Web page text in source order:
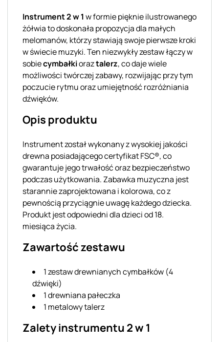
Instrument 2 w 1w formie pięknie ilustrowanego
żółwia to doskonała propozycja dla małych
melomanów, którzy stawiają swoje pierwsze kroki
w świecie muzyki. Ten niezwykły zestaw łączy w
sobiecymbałkioraztalerz, co daje wiele
możliwości twórczej zabawy, rozwijając przy tym
poczucie rytmu oraz umiejętność rozróżniania
dźwięków.
Opis produktu
Instrument został wykonany z wysokiej jakości
drewna posiadającego certyfikat FSC®, co
gwarantuje jego trwałość oraz bezpieczeństwo
podczas użytkowania. Zabawka muzyczna jest
starannie zaprojektowana i kolorowa, co z
pewnością przyciągnie uwagę każdego dziecka.
Produkt jest odpowiedni dla dzieci od 18.
miesiąca życia.
Zawartość zestawu
1 zestaw drewnianych cymbałków (4
dźwięki)
1 drewniana pałeczka
1 metalowy talerz
Zalety instrumentu 2 w 1